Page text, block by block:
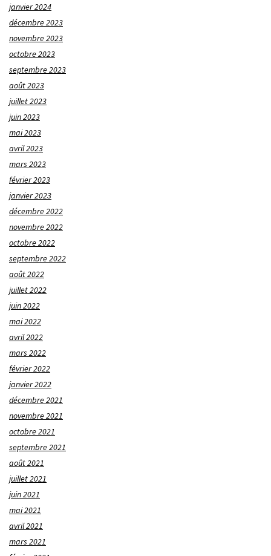
janvier 2024
décembre 2023
novembre 2023
octobre 2023
septembre 2023
août 2023
juillet 2023
juin 2023
mai 2023
avril 2023
mars 2023
février 2023
janvier 2023
décembre 2022
novembre 2022
octobre 2022
septembre 2022
août 2022
juillet 2022
juin 2022
mai 2022
avril 2022
mars 2022
février 2022
janvier 2022
décembre 2021
novembre 2021
octobre 2021
septembre 2021
août 2021
juillet 2021
juin 2021
mai 2021
avril 2021
mars 2021